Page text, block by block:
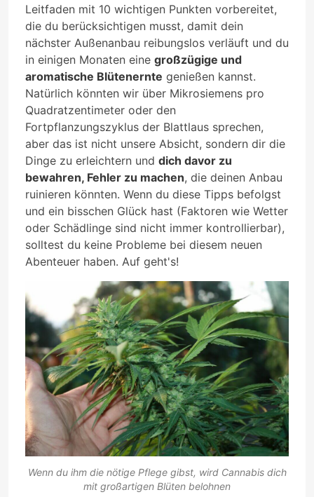
Leitfaden mit 10 wichtigen Punkten vorbereitet,
die du berücksichtigen musst, damit dein
nächster Außenanbau reibungslos verläuft und du
in einigen Monaten eine großzügige und
aromatische Blütenernte genießen kannst.
Natürlich könnten wir über Mikrosiemens pro
Quadratzentimeter oder den
Fortpflanzungszyklus der Blattlaus sprechen,
aber das ist nicht unsere Absicht, sondern dir die
Dinge zu erleichtern und dich davor zu
bewahren, Fehler zu machen, die deinen Anbau
ruinieren könnten. Wenn du diese Tipps befolgst
und ein bisschen Glück hast (Faktoren wie Wetter
oder Schädlinge sind nicht immer kontrollierbar),
solltest du keine Probleme bei diesem neuen
Abenteuer haben. Auf geht's!
Wenn du ihm die nötige Pflege gibst, wird Cannabis dich
mit großartigen Blüten belohnen